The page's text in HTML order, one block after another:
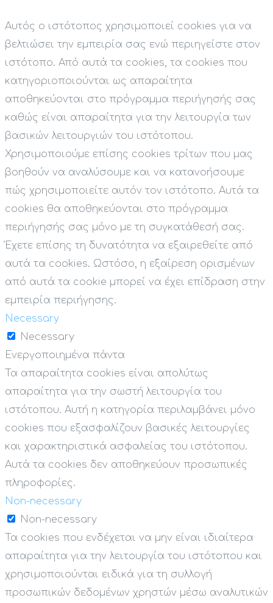
Αυτός ο ιστότοπος χρησιμοποιεί cookies για να
βελτιώσει την εμπειρία σας ενώ περιηγείστε στον
ιστότοπο. Από αυτά τα cookies, τα cookies που
κατηγοριοποιούνται ως απαραίτητα
αποθηκεύονται στο πρόγραμμα περιήγησής σας
καθώς είναι απαραίτητα για την λειτουργία των
βασικών λειτουργιών του ιστότοπου.
Χρησιμοποιούμε επίσης cookies τρίτων που μας
βοηθούν να αναλύσουμε και να κατανοήσουμε
πώς χρησιμοποιείτε αυτόν τον ιστότοπο. Αυτά τα
cookies θα αποθηκεύονται στο πρόγραμμα
περιήγησής σας μόνο με τη συγκατάθεσή σας.
Έχετε επίσης τη δυνατότητα να εξαιρεθείτε από
αυτά τα cookies. Ωστόσο, η εξαίρεση ορισμένων
από αυτά τα cookie μπορεί να έχει επίδραση στην
εμπειρία περιήγησης.
Necessary
Necessary
Ενεργοποιημένα πάντα
Τα απαραίτητα cookies είναι απολύτως
απαραίτητα για την σωστή λειτουργία του
ιστότοπου. Αυτή η κατηγορία περιλαμβάνει μόνο
cookies που εξασφαλίζουν βασικές λειτουργίες
και χαρακτηριστικά ασφαλείας του ιστότοπου.
Αυτά τα cookies δεν αποθηκεύουν προσωπικές
πληροφορίες.
Non-necessary
Non-necessary
Τα cookies που ενδέχεται να μην είναι ιδιαίτερα
απαραίτητα για την λειτουργία του ιστότοπου και
χρησιμοποιούνται ειδικά για τη συλλογή
προσωπικών δεδομένων χρηστών μέσω αναλυτικών